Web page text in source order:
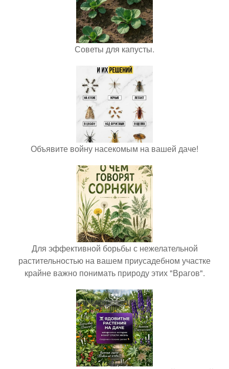
Советы для капусты.
Объявите войну насекомым на вашей даче!
Для эффективной борьбы с нежелательной
растительностью на вашем приусадебном участке
крайне важно понимать природу этих "Врагов".